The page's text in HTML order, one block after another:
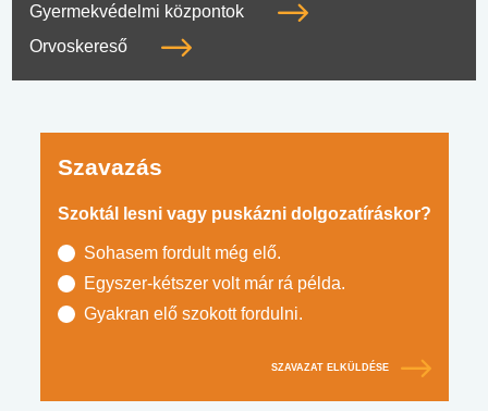
Gyermekvédelmi központok
Orvoskereső
Szavazás
Szoktál lesni vagy puskázni dolgozatíráskor?
Sohasem fordult még elő.
Egyszer-kétszer volt már rá példa.
Gyakran elő szokott fordulni.
SZAVAZAT ELKÜLDÉSE